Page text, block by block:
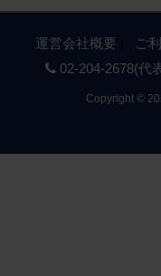
運営会社概要 ご
02-204-2678(代
Copyright ©